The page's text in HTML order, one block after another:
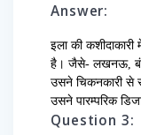
Answer:
इला की
है। जैसे- लखनऊ,
उसने चिकनकारी से
उसने पारम्परिक
Question 3: